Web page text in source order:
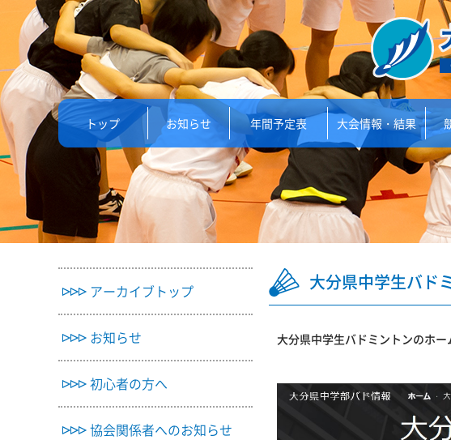
トップ お知らせ 年間予定表 大会情報・結果
アーカイブトップ
お知らせ
初心者の方へ
協会関係者へのお知らせ
大分県中学生バド
大分県中学生バドミントンのホ